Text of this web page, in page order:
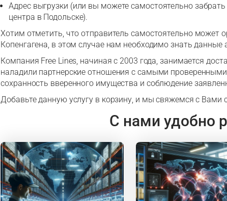
Адрес выгрузки (или вы можете самостоятельно
центра в Подольске).
Хотим отметить, что отправитель самостоятельно может
Копенгагена, в этом случае нам необходимо знать данные
Компания Free Lines, начиная с 2003 года, занимается
наладили партнерские отношения с самыми
сохранность вверенного имущества и соблюдение
Добавьте данную услугу в корзину, и мы свяжемся с Вами
С нами удобно